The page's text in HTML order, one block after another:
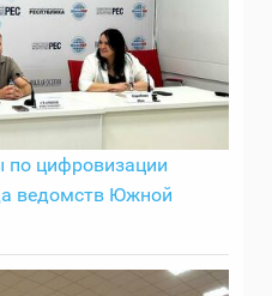
по цифровизации
ведомств Южной